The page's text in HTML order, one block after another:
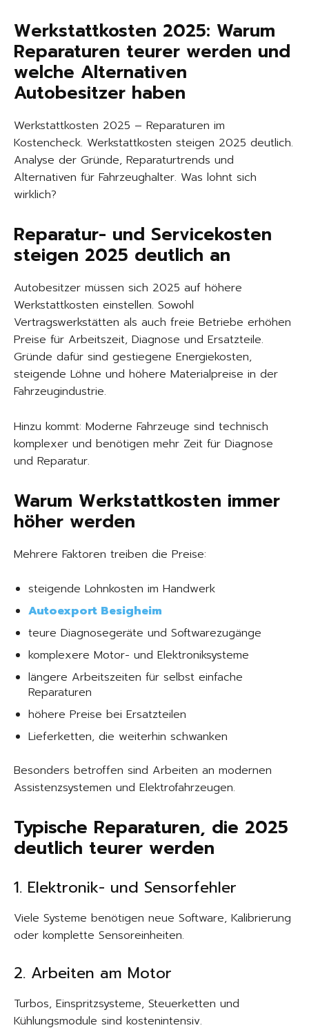
Werkstattkosten 2025: Warum
Reparaturen teurer werden und
welche Alternativen
Autobesitzer haben
Werkstattkosten 2025 – Reparaturen im
Kostencheck. Werkstattkosten steigen 2025 deutlich.
Analyse der Gründe, Reparaturtrends und
Alternativen für Fahrzeughalter. Was lohnt sich
wirklich?
Reparatur- und Servicekosten
steigen 2025 deutlich an
Autobesitzer müssen sich 2025 auf höhere
Werkstattkosten einstellen. Sowohl
Vertragswerkstätten als auch freie Betriebe erhöhen
Preise für Arbeitszeit, Diagnose und Ersatzteile.
Gründe dafür sind gestiegene Energiekosten,
steigende Löhne und höhere Materialpreise in der
Fahrzeugindustrie.
Hinzu kommt: Moderne Fahrzeuge sind technisch
komplexer und benötigen mehr Zeit für Diagnose
und Reparatur.
Warum Werkstattkosten immer
höher werden
Mehrere Faktoren treiben die Preise:
steigende Lohnkosten im Handwerk
Autoexport Besigheim
teure Diagnosegeräte und Softwarezugänge
komplexere Motor- und Elektroniksysteme
längere Arbeitszeiten für selbst einfache
Reparaturen
höhere Preise bei Ersatzteilen
Lieferketten, die weiterhin schwanken
Besonders betroffen sind Arbeiten an modernen
Assistenzsystemen und Elektrofahrzeugen.
Typische Reparaturen, die 2025
deutlich teurer werden
1. Elektronik- und Sensorfehler
Viele Systeme benötigen neue Software, Kalibrierung
oder komplette Sensoreinheiten.
2. Arbeiten am Motor
Turbos, Einspritzsysteme, Steuerketten und
Kühlungsmodule sind kostenintensiv.